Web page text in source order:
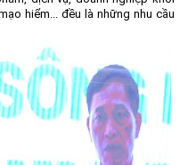
hiểm... đều là những nhu cầu